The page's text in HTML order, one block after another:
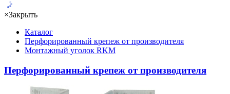
×Закрыть
Каталог
Перфорированный крепеж от производителя
Монтажный уголок RKM
Перфорированный крепеж от производителя